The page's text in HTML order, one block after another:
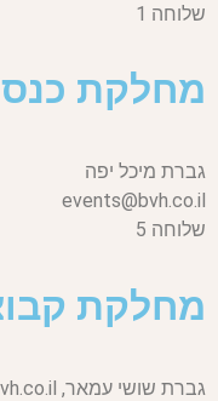
שלוחה 1
מחלקת
גברת מיכל יפה
events@bvh.co.il
שלוחה 5
מחלקת
גברת שושי עמאר,